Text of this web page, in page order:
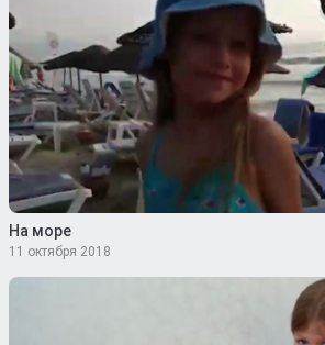
На море
11 октября 2018